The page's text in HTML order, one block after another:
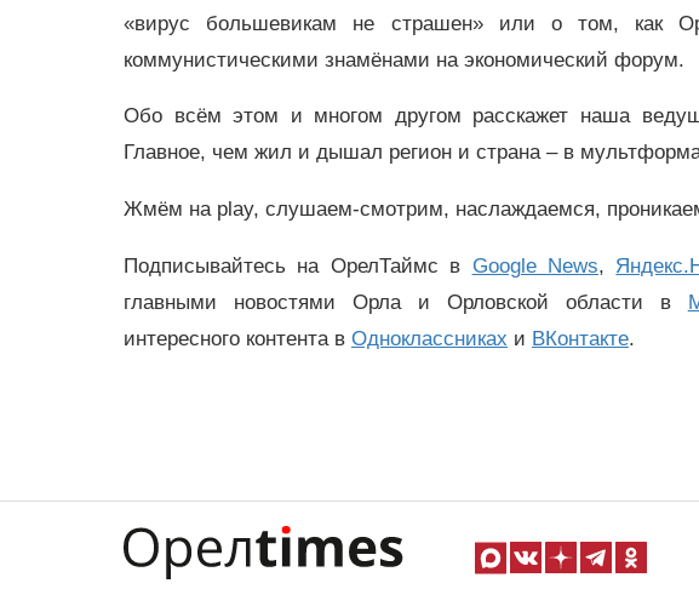
«вирус большевикам не страшен» или о том, как
коммунистическими знамёнами на экономический форум.
Обо всём этом и многом другом расскажет наша
Главное, чем жил и дышал регион и страна – в
Жмём на play, слушаем-смотрим, наслаждаемся,
Подписывайтесь на ОрелТаймс в Google News,
главными новостями Орла и Орловской области в
интересного контента в Одноклассниках и ВКонтакте.